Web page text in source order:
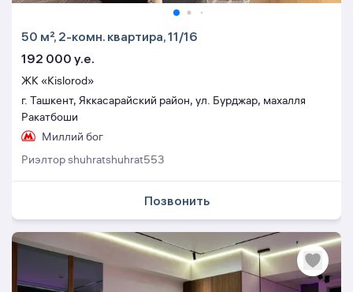
50 м², 2-комн. квартира, 11/16
192 000 y.e.
ЖК «Kislorod»
г. Ташкент, Яккасарайский район, ул. Бурджар, махалля
Ракатбоши
Миллий бог
Риэлтор shuhratshuhrat553
Позвонить